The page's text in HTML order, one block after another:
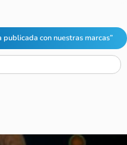
con nuestras marcas”